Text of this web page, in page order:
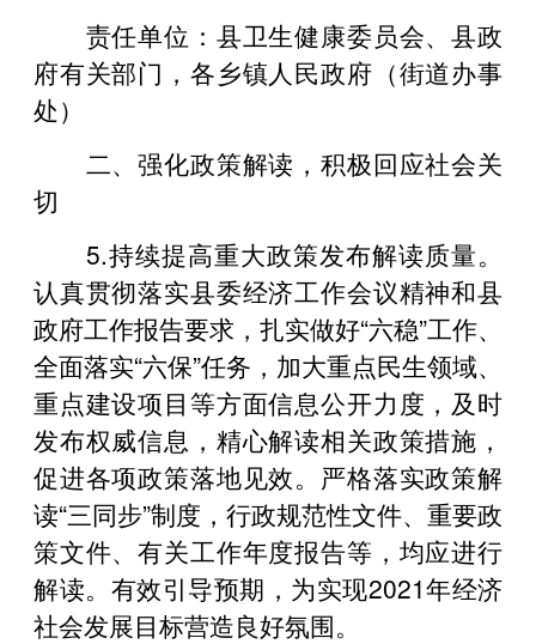
责任单位：县卫生健康委员会、县政
府有关部门，各乡镇人民政府（街道办事
处）
二、强化政策解读，积极回应社会关
切
5.持续提高重大政策发布解读质量。
认真贯彻落实县委经济工作会议精神和县
政府工作报告要求，扎实做好“六稳”工作、
全面落实“六保”任务，加大重点民生领域、
重点建设项目等方面信息公开力度，及时
发布权威信息，精心解读相关政策措施，
促进各项政策落地见效。严格落实政策解
读“三同步”制度，行政规范性文件、重要政
策文件、有关工作年度报告等，均应进行
解读。有效引导预期，为实现2021年经济
社会发展目标营造良好氛围。